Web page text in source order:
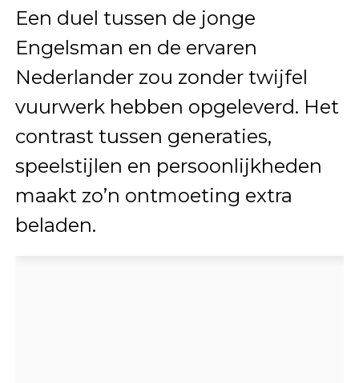
Een duel tussen de jonge
Engelsman en de ervaren
Nederlander zou zonder twijfel
vuurwerk hebben opgeleverd. Het
contrast tussen generaties,
speelstijlen en persoonlijkheden
maakt zo’n ontmoeting extra
beladen.